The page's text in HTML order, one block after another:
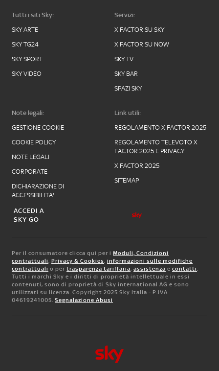
Tutti i siti Sky:
SKY ARTE
SKY TG24
SKY SPORT
SKY VIDEO
Servizi:
X FACTOR SU SKY
X FACTOR SU NOW
SKY TV
SKY BAR
SPAZI SKY
Note legali:
GESTIONE COOKIE
COOKIE POLICY
NOTE LEGALI
CORPORATE
DICHIARAZIONE DI
ACCESSIBILITA'
Link utili:
REGOLAMENTO X FACTOR 2025
REGOLAMENTO TELEVOTO X
FACTOR 2025 E PRIVACY
X FACTOR 2025
SITEMAP
ACCEDI A
SKY GO
Per il consumatore clicca qui per i Moduli, Condizioni
contrattuali, Privacy & Cookies, informazioni sulle modifiche
contrattuali o per trasparenza tariffaria, assistenza e contatti.
Tutti i marchi Sky e i diritti di proprietà intellettuale in essi
contenuti, sono di proprietà di Sky international AG e sono
utilizzati su licenza. Copyright 2025 Sky Italia - P.IVA
04619241005. Segnalazione Abusi